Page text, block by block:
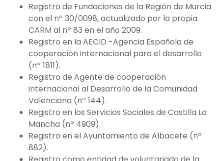
Registro de Fundaciones de la Región de Murcia
con el nº 30/0098, actualizado por la propia
CARM al nº 83 en el año 2009.
Registro en la AECID -Agencia Española de
cooperación internacional para el desarrollo
(nº 1811).
Registro de Agente de cooperación
internacional al Desarrollo de la Comunidad
Valenciana (nº 144).
Registro en los Servicios Sociales de Castilla La
Mancha (nº 4909).
Registro en el Ayuntamiento de Albacete (nº
882).